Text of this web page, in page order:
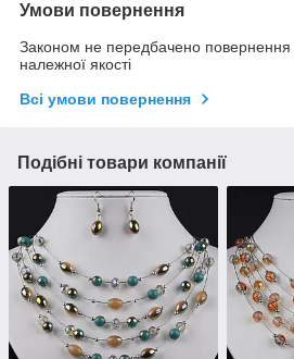
Умови повернення
Законом не передбачено повернення
належної якості
Всі умови повернення
Подібні товари компанії